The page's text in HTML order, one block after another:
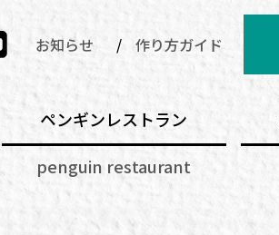
お知らせ 作り方ガイド
ペンギンレストラン
penguin restaurant